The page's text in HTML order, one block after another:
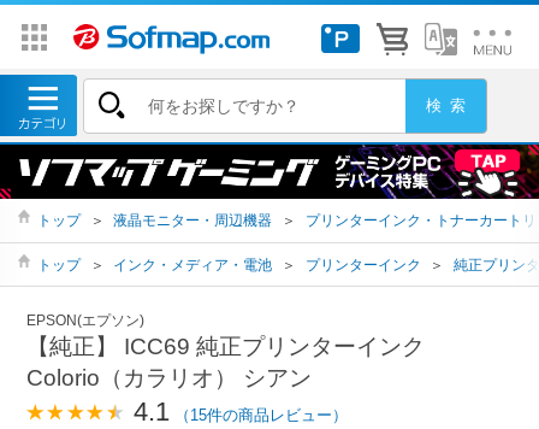
トップ ＞ 液晶モニター・周辺機器 ＞ プリンターインク・トナーカートリ
トップ ＞ インク・メディア・電池 ＞ プリンターインク ＞ 純正プリン
EPSON(エプソン)
【純正】 ICC69 純正プリンターインク
Colorio（カラリオ） シアン
4.1 （15件の商品レビュー）